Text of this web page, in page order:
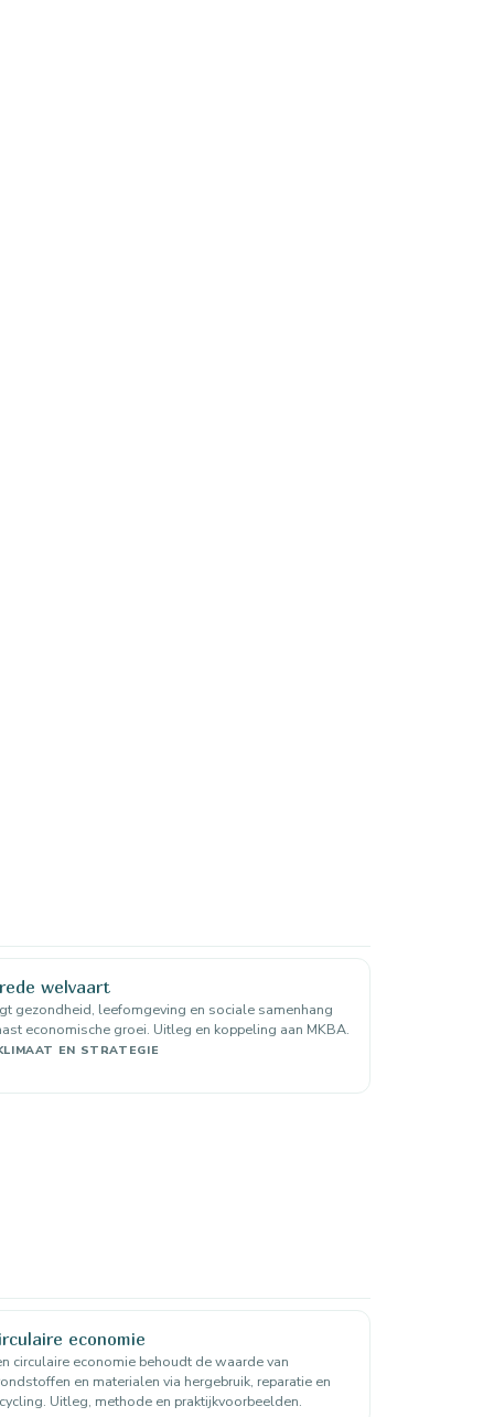
welvaart
gezondheid, leefomgeving en sociale samenhang
economische groei. Uitleg en koppeling aan MKBA.
EN STRATEGIE
economie
circulaire economie behoudt de waarde van
en materialen via hergebruik, reparatie en
Uitleg, methode en praktijkvoorbeelden.